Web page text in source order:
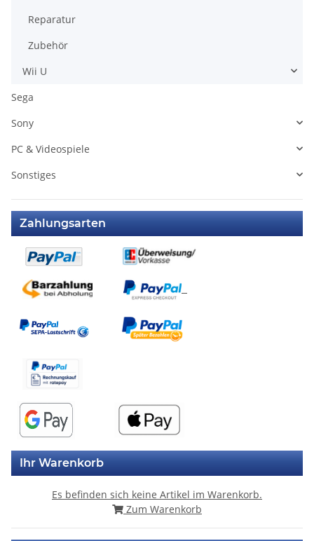
Reparatur
Zubehör
Wii U
Sega
Sony
PC & Videospiele
Sonstiges
Zahlungsarten
Ihr Warenkorb
Es befinden sich keine Artikel im Warenkorb.
Zum Warenkorb